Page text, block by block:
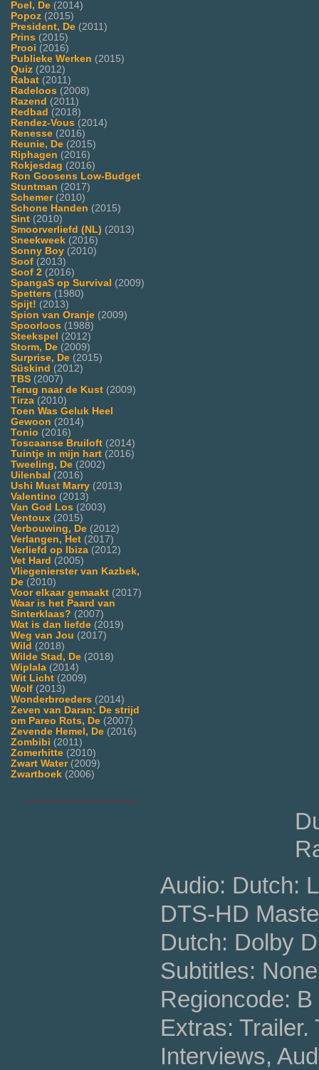
Poel, De (2014)
Popoz (2015)
President, De (2011)
Prins (2015)
Prooi (2016)
Publieke Werken (2015)
Quiz (2012)
Rabat (2011)
Radeloos (2008)
Razend (2011)
Redbad (2018)
Rendez-Vous (2014)
Renesse (2016)
Reunie, De (2015)
Riphagen (2016)
Rokjesdag (2016)
Ron Goosens Low-Budget
Stuntman (2017)
Schemer(2010)
Schone Handen (2015)
Sint (2010)
Smoorverliefd (NL) (2013)
Sneekweek (2016)
Sonny Boy (2010)
Soof (2013)
Soof 2 (2016)
SpangaS op Survival (2009)
Spetters (1980)
Spijt! (2013)
Spion van Oranje (2009)
Spoorloos (1988)
Steekspel (2012)
Storm, De (2009)
Surprise, De (2015)
Süskind (2012)
TBS (2007)
Terug naar de Kust (2009)
Tirza (2010)
Toen Was Geluk Heel
Gewoon (2014)
Tonio (2016)
Toscaanse Bruiloft (2014)
Tuintje in mijn hart (2016)
Tweeling, De (2002)
Uilenbal (2016)
Ushi Must Marry (2013)
Valentino (2013)
Van God Los (2003)
Ventoux (2015)
Verbouwing, De (2012)
Verlangen, Het (2017)
Verliefd op Ibiza (2012)
Vet Hard (2005)
Vliegenierster van Kazbek,
De (2010)
Voor elkaar gemaakt (2017)
Waar is het Paard van
Sinterklaas? (2007)
Wat is dan liefde (2019)
Weg van Jou (2017)
Wild (2018)
Wilde Stad, De (2018)
Wiplala (2014)
Wit Licht (2009)
Wolf (2013)
Wonderbroeders (2014)
Zeven van Daran: De strijd
om Pareo Rots, De (2007)
Zevende Hemel, De (2016)
Zombibi (2011)
Zomerhitte (2010)
Zwart Water(2009)
Zwartboek (2006)
Audio: Dutch:
DTS-HD
Dutch: Dolby
Subtitles: None
Regioncode:
Extras: Trailer.
Interviews,